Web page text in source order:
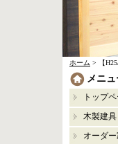
ホーム > 【
メニュ
トップ
木製建具
オーダ